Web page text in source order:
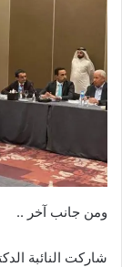
ومن جانب آخر ..